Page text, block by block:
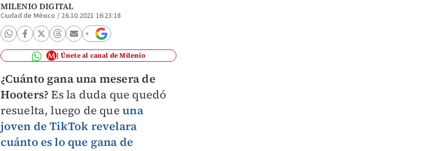
MILENIO DIGITAL
Ciudad de México / 26.10.2021 16:23:18
Únete al canal de Milenio
¿Cuánto gana una mesera de
Hooters?Es la duda que quedó
resuelta, luego de queuna
joven de TikTok revelara
cuánto es lo que gana de